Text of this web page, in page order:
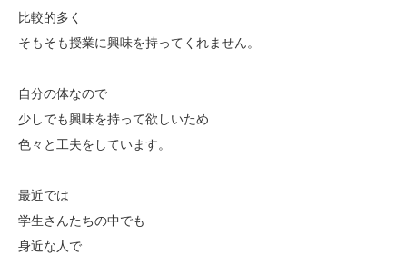
比較的多く
そもそも授業に興味を持ってくれません。
自分の体なので
少しでも興味を持って欲しいため
色々と工夫をしています。
最近では
学生さんたちの中でも
身近な人で